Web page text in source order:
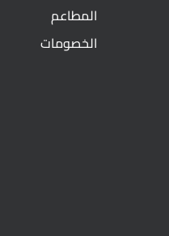
المطاعم
الخصومات